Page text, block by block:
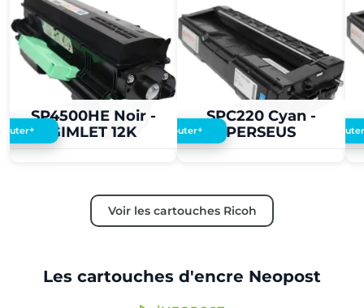
SP4500HE Noir -
GIMLET 12K
2,00 €
+
SPC220 Cyan -
PERSEUS
2,00 €
Ajouter+
Voir les cartouches Ricoh
Les cartouches d'encre Neopost